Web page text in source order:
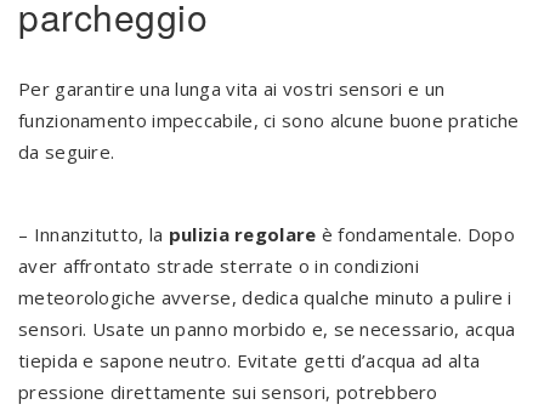
parcheggio
Per garantire una lunga vita ai vostri sensori e un
funzionamento impeccabile, ci sono alcune buone pratiche
da seguire.
– Innanzitutto, la pulizia regolare è fondamentale. Dopo
aver affrontato strade sterrate o in condizioni
meteorologiche avverse, dedica qualche minuto a pulire i
sensori. Usate un panno morbido e, se necessario, acqua
tiepida e sapone neutro. Evitate getti d’acqua ad alta
pressione direttamente sui sensori, potrebbero